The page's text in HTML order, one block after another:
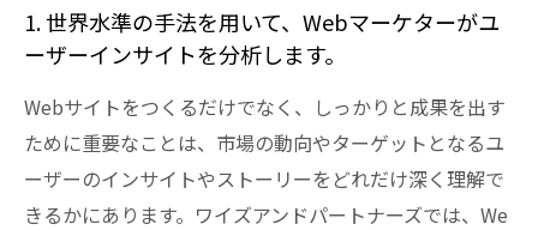
1. 世界水準の手法を用いて、Webマーケターがユ
ーザーインサイトを分析します。
Webサイトをつくるだけでなく、しっかりと成果を出す
ために重要なことは、市場の動向やターゲットとなるユ
ーザーのインサイトやストーリーをどれだけ深く理解で
きるかにあります。ワイズアンドパートナーズでは、We